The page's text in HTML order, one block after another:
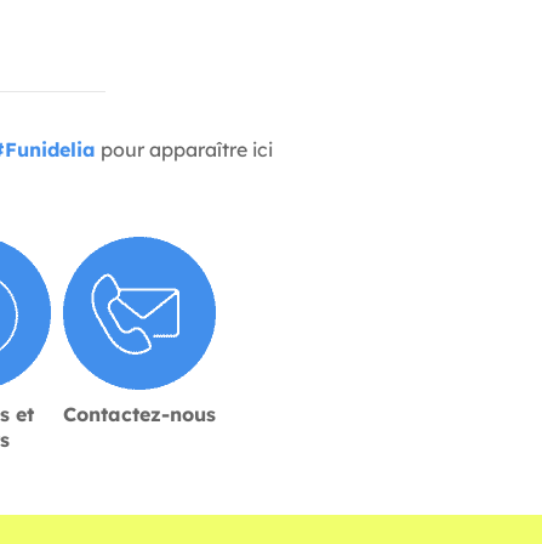
pour apparaître ici
et
Contactez-nous